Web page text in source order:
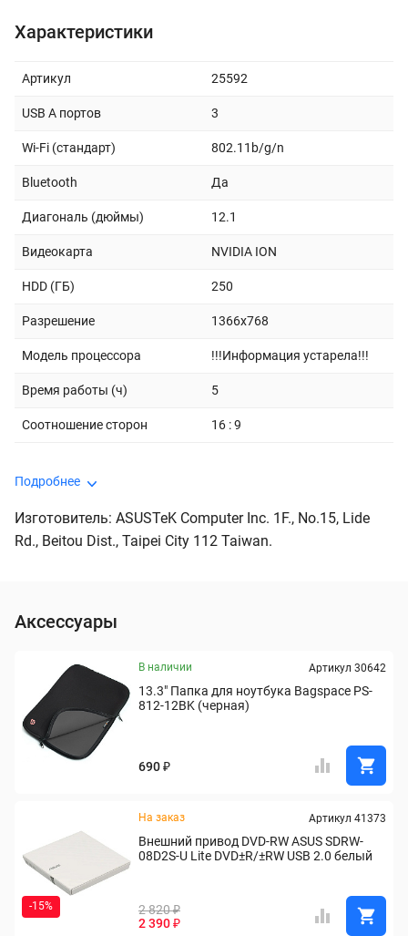
Характеристики
Артикул 25592
USB A портов 3
Wi-Fi (стандарт) 802.11b/g/n
Bluetooth Да
Диагональ (дюймы) 12.1
Видеокарта NVIDIA ION
HDD (ГБ) 250
Разрешение 1366x768
Модель процессора !!!Информация устарела!!!
Время работы (ч) 5
Соотношение сторон 16 : 9
Подробнее
Изготовитель: ASUSTeK Computer Inc. 1F., No.15, Lide
Rd., Beitou Dist., Taipei City 112 Taiwan.
Аксессуары
В наличии Артикул 30642
13.3" Папка для ноутбука Bagspace PS-
812-12BK (черная)
690 ₽
На заказ
-15%
Артикул 41373
Внешний привод DVD-RW ASUS SDRW-
08D2S-U Lite DVD±R/±RW USB 2.0 белый
2 820 ₽
2 390 ₽